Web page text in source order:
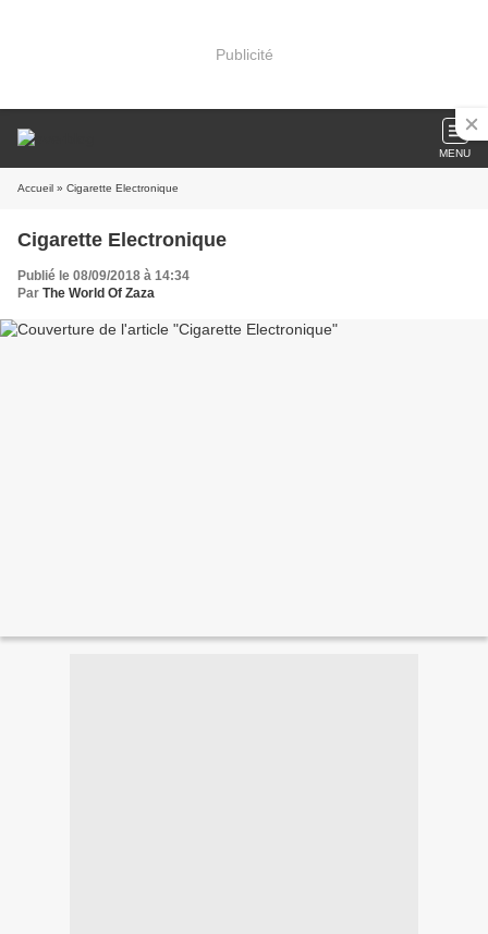
Publicité
MENU
Accueil » Cigarette Electronique
Cigarette Electronique
Publié le 08/09/2018 à 14:34
Par The World Of Zaza